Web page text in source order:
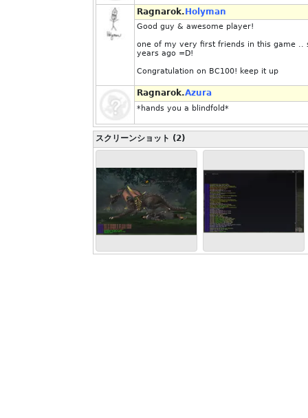
Ragnarok. Holyman
Good guy & awesome player!
one of my very first friends in this game ..
years ago =D!
Congratulation on BC100! keep it up
Ragnarok.Azura
*hands you a blindfold*
スクリーンショット (2)